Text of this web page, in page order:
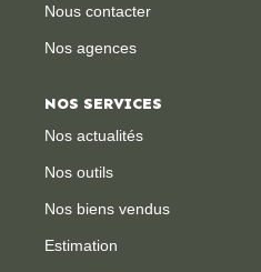
Nous contacter
Nos agences
NOS SERVICES
Nos actualités
Nos outils
Nos biens vendus
Estimation